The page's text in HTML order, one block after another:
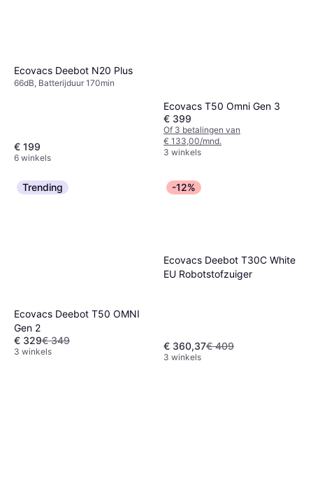
Ecovacs Deebot N20 Plus
66dB, Batterijduur 170min
€ 199
6 winkels
Ecovacs T50 Omni Gen 3
€ 399
Of 3 betalingen van
€ 133,00/mnd.
3 winkels
Trending
Ecovacs Deebot T50 OMNI
Gen 2
€ 329€ 349
3 winkels
-12%
Ecovacs Deebot T30C White
EU Robotstofzuiger
€ 360,37€ 409
3 winkels